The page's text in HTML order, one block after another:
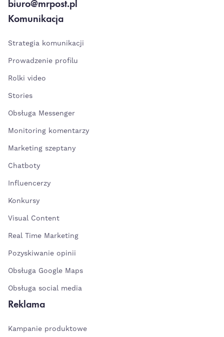
biuro@mrpost.pl
Komunikacja
Strategia komunikacji
Prowadzenie profilu
Rolki video
Stories
Obsługa Messenger
Monitoring komentarzy
Marketing szeptany
Chatboty
Influencerzy
Konkursy
Visual Content
Real Time Marketing
Pozyskiwanie opinii
Obsługa Google Maps
Obsługa social media
Reklama
Kampanie produktowe